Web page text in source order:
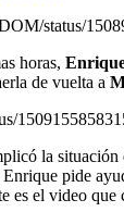
status/
horas,
de vuelta a
la situación
pide
es el video